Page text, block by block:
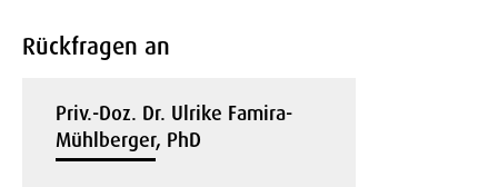
Rückfragen an
Priv.-Doz. Dr. Ulrike Famira-
Mühlberger, PhD